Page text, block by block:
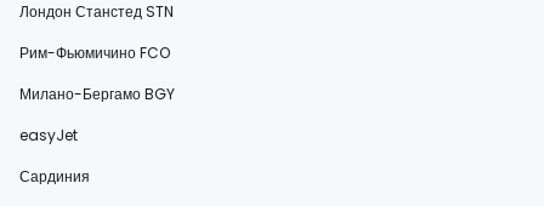
Лондон Станстед STN
Рим-Фьюмичино FCO
Милано-Бергамо BGY
easyJet
Сардиния